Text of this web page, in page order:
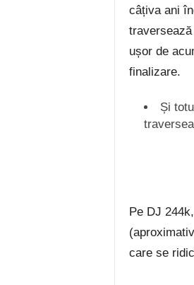
câțiva ani
ușor de
finalizare.
Și
Pe DJ
care se